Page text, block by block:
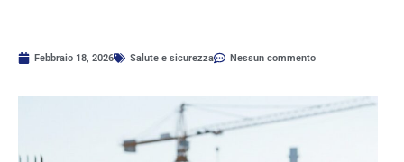
Febbraio 18, 2026 Salute e sicurezza Nessun commento